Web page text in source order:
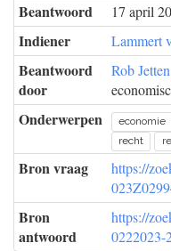
Beantwoord 17 april
Indiener Lammert
Beantwoord
door
Rob Jetten
Onderwerpen economie
recht
Bron vraag
https://
Bron
antwoord
https://
0222023-